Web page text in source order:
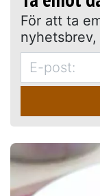
För att ta